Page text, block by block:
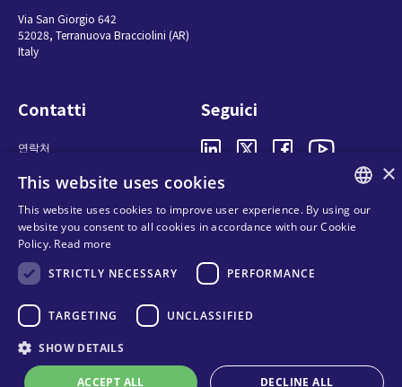
Via San Giorgio 642
52028, Terranuova Bracciolini (AR)
Italy
Contatti
연락처
구매처
Seguici
Privacy
Cookies
Terms and conditions
Organizational model and line of
ethics
ENGLISH
×
This website uses cookies
This website uses cookies to improve user experience. By using our
website you consent to all cookies in accordance with our Cookie
Policy. Read more
STRICTLY NECESSARY
PERFORMANCE
TARGETING UNCLASSIFIED
SHOW DETAILS
ACCEPT ALL DECLINE ALL